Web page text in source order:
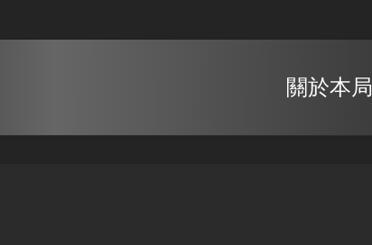
關於本局